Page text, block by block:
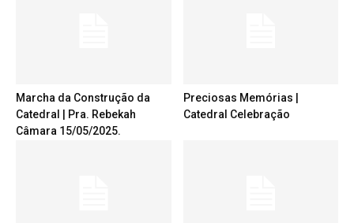
Marcha da Construção da
Catedral | Pra. Rebekah
Câmara 15/05/2025.
Preciosas Memórias |
Catedral Celebração